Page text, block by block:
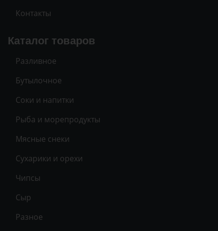
Контакты
Каталог товаров
Разливное
Бутылочное
Соки и напитки
Рыба и морепродукты
Мясные снеки
Сухарики и орехи
Чипсы
Сыр
Разное